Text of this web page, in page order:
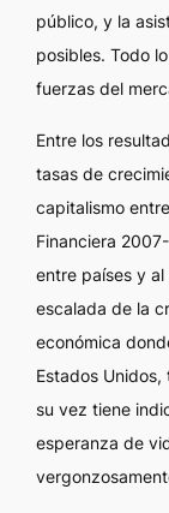
público, y la
posibles. Todo
fuerzas del
Entre los
tasas de
capitalismo
Financiera
entre países y
escalada de la
económica
Estados
su vez tiene
esperanza de